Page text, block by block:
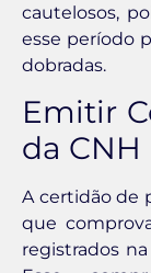
cautelosos,
esse período
dobradas.
Emitir
da CNH
A certidão de
que
registrados